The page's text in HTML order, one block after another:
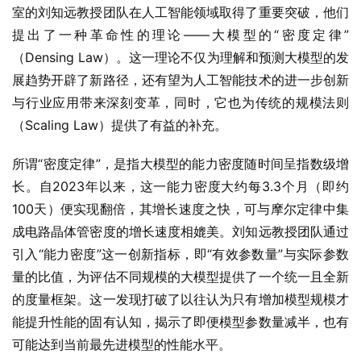
室的刘知远教授团队在人工智能领域取得了重要突破，他们
提出了一种革命性的理论——大模型的“密度定律”
（Densing Law）。这一理论不仅为理解和预测大模型的发
展趋势开辟了新路径，还有望为人工智能技术的进一步创新
与行业应用带来深刻变革，同时，它也为传统的规模法则
（Scaling Law）提供了有益的补充。
所谓“密度定律”，是指大模型的能力密度随时间呈指数级增
长。自2023年以来，这一能力密度大约每3.3个月（即约
100天）便实现翻倍，其增长速度之快，可与摩尔定律中集
成电路晶体管密度的增长速度相媲美。刘知远教授团队通过
引入“能力密度”这一创新指标，即“有效参数量”与实际参数
量的比值，为评估不同规模的大模型提供了一个统一且全新
的度量框架。这一发现打破了以往认为只有增加模型规模才
能提升性能的固有认知，揭示了即便模型参数量减半，也有
可能达到当前最先进模型的性能水平。